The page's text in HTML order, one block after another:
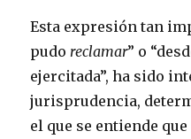
Esta expresión tan
pudoreclamar” o
ejercitada”, ha sido
jurisprudencia,
el que se entiende que